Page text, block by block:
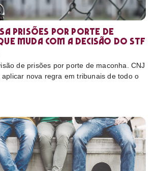
prisões por porte de
muda com a decisão do STF
de prisões por porte de maconha. CNJ
nova regra em tribunais de todo o